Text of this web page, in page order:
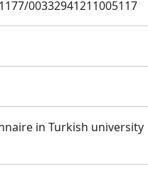
00332941211005117
in Turkish university